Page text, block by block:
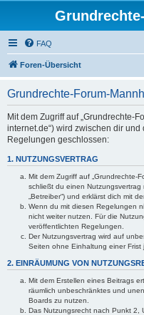
FAQ
Foren-Übersicht
Grundrechte-Forum-
Mit dem Zugriff auf „Grundrechte-
internet.de“) wird zwischen dir
Regelungen geschlossen:
1. NUTZUNGSVERTRAG
Mit dem Zugriff auf „Grundrechte-
schließt du einen
„Betreiber“) und erklärst dich mit
Wenn du mit diesen Regelungen
nicht weiter nutzen. Für die
veröffentlichten Regelungen.
Der Nutzungsvertrag wird auf
Seiten ohne Einhaltung einer Frist
2. EINRÄUMUNG VON
Mit dem Erstellen eines Beitrags
räumlich unbeschränktes und
Boards zu nutzen.
Das Nutzungsrecht nach Punkt